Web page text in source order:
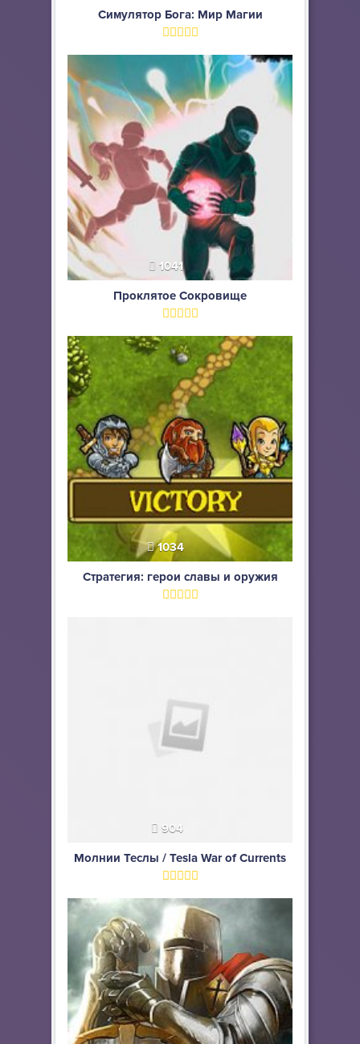
Симулятор Бога: Мир Магии
1041
Проклятое Сокровище
1034
Стратегия: герои славы и оружия
904
Молнии Теслы / Tesla War of Currents